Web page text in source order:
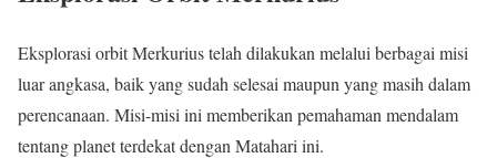
Eksplorasi orbit Merkurius telah dilakukan melalui berbagai misi
luar angkasa, baik yang sudah selesai maupun yang masih dalam
perencanaan. Misi-misi ini memberikan pemahaman mendalam
tentang planet terdekat dengan Matahari ini.